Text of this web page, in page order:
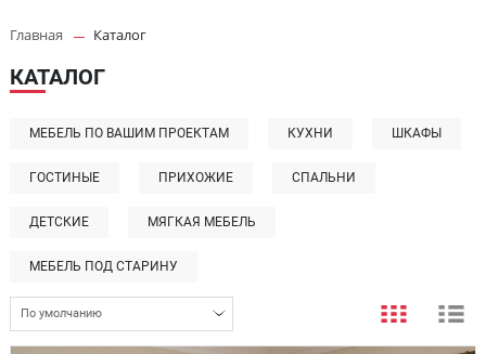
Главная Каталог
КАТАЛОГ
МЕБЕЛЬ ПО ВАШИМ ПРОЕКТАМ КУХНИ ШКАФЫ
ГОСТИНЫЕ ПРИХОЖИЕ СПАЛЬНИ
ДЕТСКИЕ МЯГКАЯ МЕБЕЛЬ
МЕБЕЛЬ ПОД СТАРИНУ
По умолчанию